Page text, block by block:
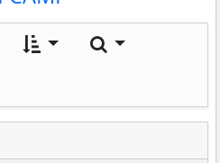
Rechercher